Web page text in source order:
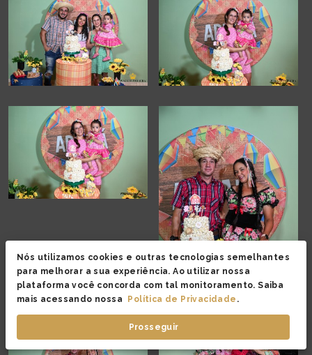
Nós utilizamos cookies e outras tecnologias semelhantes
para melhorar a sua experiência. Ao utilizar nossa
plataforma você concorda com tal monitoramento. Saiba
mais acessando nossa
Política de Privacidade .
Prosseguir